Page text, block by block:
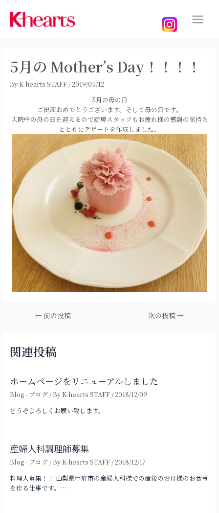
Main
5月の Mother’s Day！！！！
ByK-hearts STAFF /2019/05/12
5月の母の日
ご出産おめでとうございます。そして母の日です。
入院中の母の日を迎えるので厨房スタッフもお疲れ様の感謝の気持ち
とともにデザートを作成しました。
ビ
ゲ
ョ
ン
← 前の投稿 次の投稿→
関連投稿
ホームページをリニューアルしました
Blog - ブログ/ ByK-hearts STAFF /2018/12/09
どうぞよろしくお願い致します。
産婦人科調理師募集
Blog - ブログ/ ByK-hearts STAFF /2018/12/17
料理人募集！！ 山梨県甲府市の産婦人科様での産後のお母様のお食事
を作る仕事です。…